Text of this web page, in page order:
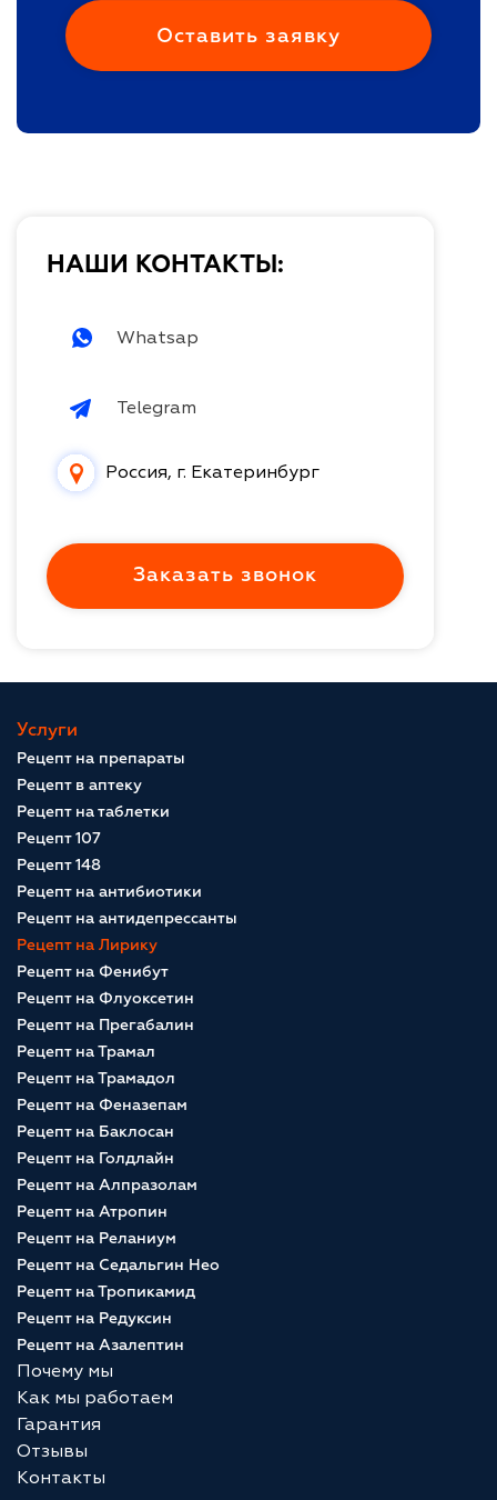
НАШИ КОНТАКТЫ:
Whatsap
Telegram
Россия, г. Екатеринбург
Заказать звонок
Услуги
Рецепт на препараты
Рецепт в аптеку
Рецепт на таблетки
Рецепт 107
Рецепт 148
Рецепт на антибиотики
Рецепт на антидепрессанты
Рецепт на Лирику
Рецепт на Фенибут
Рецепт на Флуоксетин
Рецепт на Прегабалин
Рецепт на Трамал
Рецепт на Трамадол
Рецепт на Феназепам
Рецепт на Баклосан
Рецепт на Голдлайн
Рецепт на Алпразолам
Рецепт на Атропин
Рецепт на Реланиум
Рецепт на Седальгин Нео
Рецепт на Тропикамид
Рецепт на Редуксин
Рецепт на Азалептин
Почему мы
Как мы работаем
Гарантия
Отзывы
Контакты